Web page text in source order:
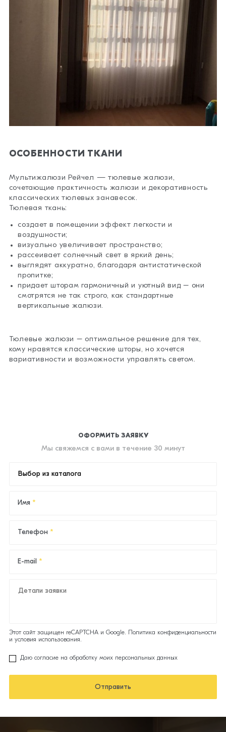
ОСОБЕННОСТИ ТКАНИ
Мультижалюзи Рейчел — тюлевые жалюзи,
сочетающие практичность жалюзи и декоративность
классических тюлевых занавесок.
Тюлевая ткань:
создает в помещении эффект легкости и
воздушности;
визуально увеличивает пространство;
рассеивает солнечный свет в яркий день;
выглядят аккуратно, благодаря антистатической
пропитке;
придает шторам гармоничный и уютный вид – они
смотрятся не так строго, как стандартные
вертикальные жалюзи.
Тюлевые жалюзи – оптимальное решение для тех,
кому нравятся классические шторы, но хочется
вариативности и возможности управлять светом.
ОФОРМИТЬ ЗАЯВКУ
Мы свяжемся с вами в течение 30 минут
Имя
Телефон
E-mail
Этот сайт защищен reCAPTCHA и Google.
Политика конфиденциальности
и условия использования.
Даю согласие на обработку моих персональных данных
Отправить